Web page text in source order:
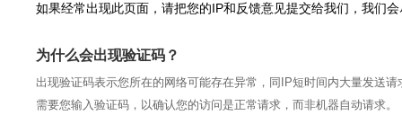
如果经常出现此页面，请把您的IP和反馈意见提交给我们，我们
为什么会出现验证码？
出现验证码表示您所在的网络可能存在异常，同IP短时间内大量发送
需要您输入验证码，以确认您的访问是正常请求，而非机器自动请求。